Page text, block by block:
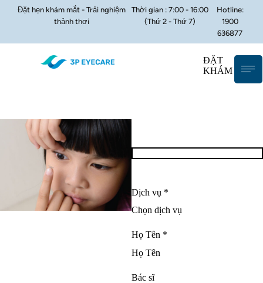
Đặt hẹn khám mắt - Trải nghiệm
thảnh thơi
Thời gian : 7:00 - 16:00
(Thứ 2 - Thứ 7)
Hotline:
1900
636877
ĐẶT
KHÁM
Dịch vụ *
Họ Tên *
Bác sĩ